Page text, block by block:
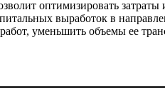
оптимизировать
выра­боток в
уменьшить объемы ее